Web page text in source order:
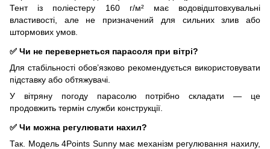
Тент із поліестеру 160 г/м² має водовідштовхувальні
властивості, але не призначений для сильних злив або
штормових умов.
✅ Чи не перевернеться парасоля при вітрі?
Для стабільності обов’язково рекомендується використовувати
підставку або обтяжувачі.
У вітряну погоду парасолю потрібно складати — це
продовжить термін служби конструкції.
✅ Чи можна регулювати нахил?
Так. Модель 4Points Sunny має механізм регулювання нахилу,